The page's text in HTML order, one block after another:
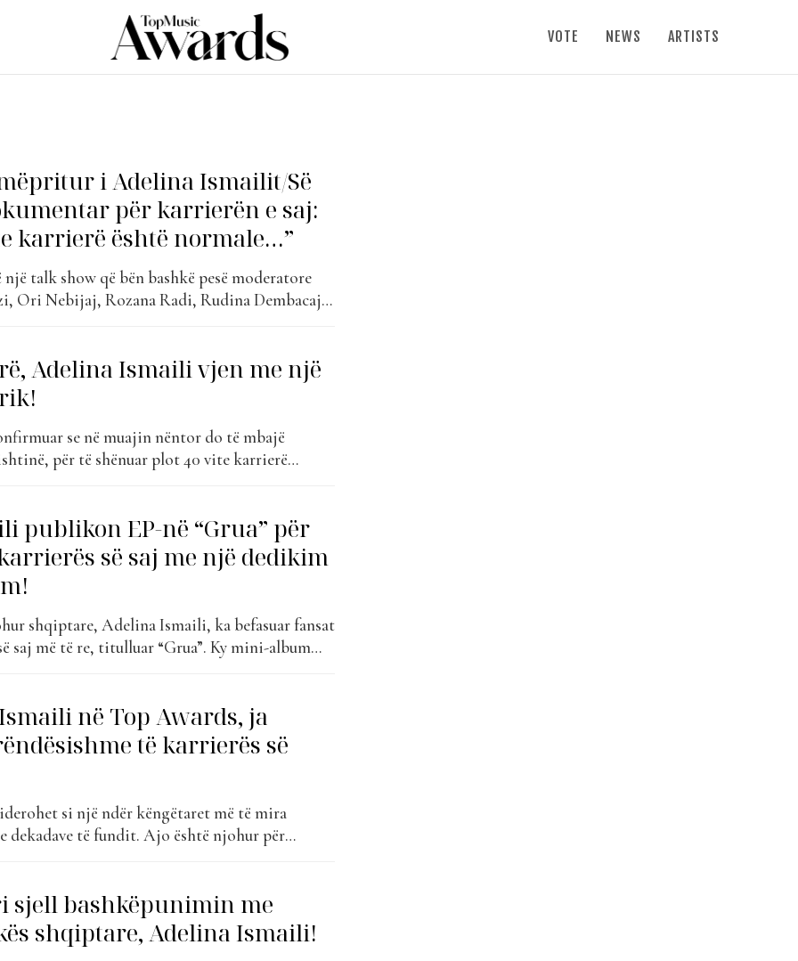
VOTE NEWS ARTISTS
i Adelina Ismailit/Së
për karrierën e saj:
karrierë është normale…”
një talk show që bën bashkë pesë moderatore
Ori Nebijaj, Rozana Radi, Rudina Dembacaj,
duke...
Adelina Ismaili vjen me një
se në muajin nëntor do të mbajë
për të shënuar plot 40 vite karrierë
publikon EP-në “Grua” për
së saj me një dedikim
shqiptare, Adelina Ismaili, ka befasuar fansat
saj më të re, titulluar “Grua”. Ky mini-album
“Bajat”,...në Top Awards, ja
të karrierës së
si një ndër këngëtaret më të mira
dekadave të fundit. Ajo është njohur për
moshë shumë të...
sjell bashkëpunimin me
shqiptare, Adelina Ismaili!